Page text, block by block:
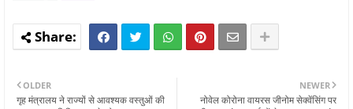
NEWER
नोवेल कोरोना वायरस जीनोम सेक्वेंसिंग पर
OLDER
गृह मंत्रालय ने राज्यों से आवश्यक वस्तुओं की